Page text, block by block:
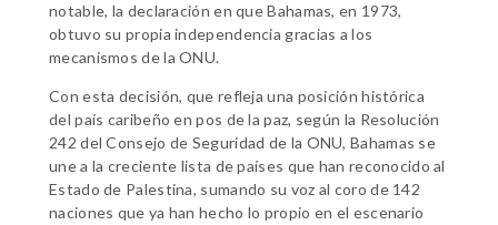
notable, la declaración en que Bahamas, en 1973,
obtuvo su propia independencia gracias a los
mecanismos de la ONU.
Con esta decisión, que refleja una posición histórica
del país caribeño en pos de la paz, según la Resolución
242 del Consejo de Seguridad de la ONU, Bahamas se
une a la creciente lista de países que han reconocido al
Estado de Palestina, sumando su voz al coro de 142
naciones que ya han hecho lo propio en el escenario